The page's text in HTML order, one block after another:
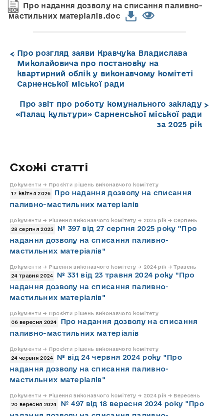
Про надання дозволу на списання паливно-
мастильних матеріалів.doc
Про розгляд заяви Кравчука Владислава
Миколайовича про постановку на
квартирний облік у виконавчому комітеті
Сарненської міської ради
Про звіт про роботу комунального закладу
«Палац культури» Сарненської міської ради
за 2025 рік
Схожі статті
Документи → Проєкти рішень виконавчого комітету
17 квітня 2026
Про надання дозволу на списання
паливно-мастильних матеріалів
Документи → Рішення виконавчого комітету → 2025 рік → Серпень
28 серпня 2025
№ 397 від 27 серпня 2025 року "Про
надання дозволу на списання паливно-
мастильних матеріалів"
Документи → Рішення виконавчого комітету → 2024 рік → Травень
24 травня 2024
№ 331 від 23 травня 2024 року "Про
надання дозволу на списання паливно-
мастильних матеріалів"
Документи → Проєкти рішень виконавчого комітету
06 вересня 2024
Про надання дозволу на списання
паливно-мастильних матеріалів
Документи → Проєкти рішень виконавчого комітету
24 червня 2024
№ від 24 червня 2024 року "Про
надання дозволу на списання паливно-
мастильних матеріалів"
Документи → Рішення виконавчого комітету → 2024 рік → Вересень
20 вересня 2024
№ 497 від 18 вересня 2024 року "Про